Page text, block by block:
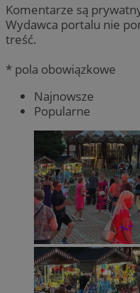
Komentarze są
Wydawca portalu nie
treść.
* pola obowiązkowe
Najnowsze
Popularne